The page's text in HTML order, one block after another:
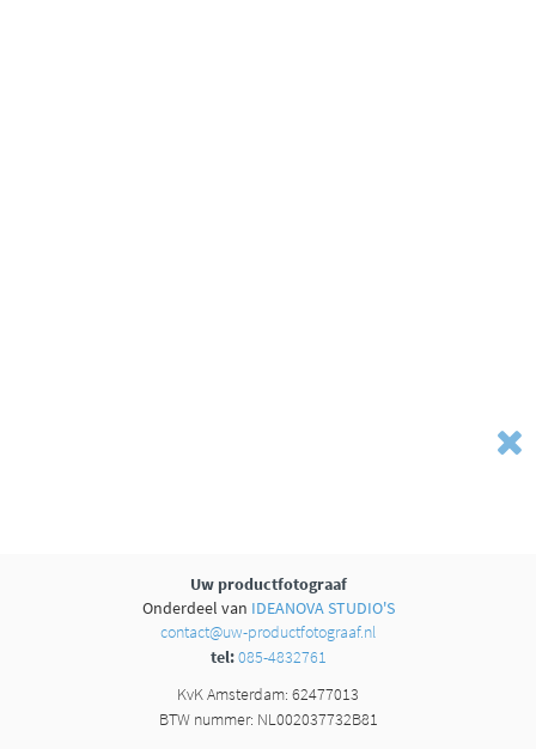
Uw productfotograaf
Onderdeel van IDEANOVA STUDIO'S
contact@uw-productfotograaf.nl
tel:085-4832761
KvK Amsterdam: 62477013
BTW nummer: NL002037732B81